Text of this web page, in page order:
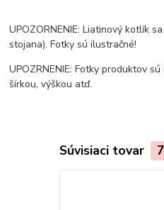
UPOZORNENIE: Liatinový kotlík
stojana). Fotky sú ilustračné!
UPOZRNENIE: Fotky produktov
šírkou, výškou atď.
Súvisiaci tovar 7